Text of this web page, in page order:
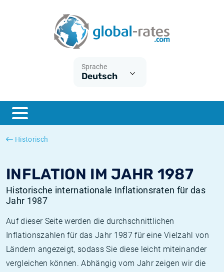
Sprache
Deutsch
Historisch
INFLATION IM JAHR 1987
Historische internationale Inflationsraten für das
Jahr 1987
Auf dieser Seite werden die durchschnittlichen
Inflationszahlen für das Jahr 1987 für eine Vielzahl von
Ländern angezeigt, sodass Sie diese leicht miteinander
vergleichen können. Abhängig vom Jahr zeigen wir die
ESTER
SONIA
Was ist die VPI-Inflation?
Was ist die HVPI-Inflation?
Deutsche inflation
Europäische inflation
Historische Euribor-Sätze
Historische ESTER-Sätze
Historische SOFR-Sätze
Historische SONIA-Sätze
Inflationsrechner